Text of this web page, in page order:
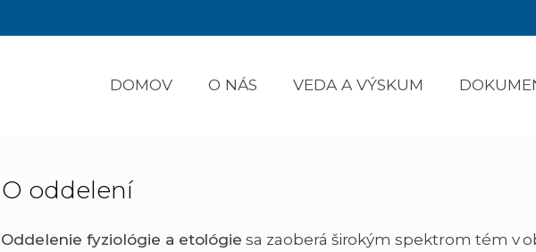
DOMOV O NÁS VEDA A VÝSKUM
O oddelení
Oddelenie fyziológie a etológie sa zaoberá širokým spektrom tém v